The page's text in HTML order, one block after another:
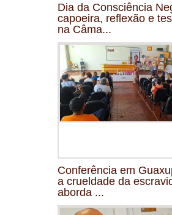
Dia da Consciência
capoeira, reflexão e
na Câma...
Conferência em
a crueldade da
aborda ...